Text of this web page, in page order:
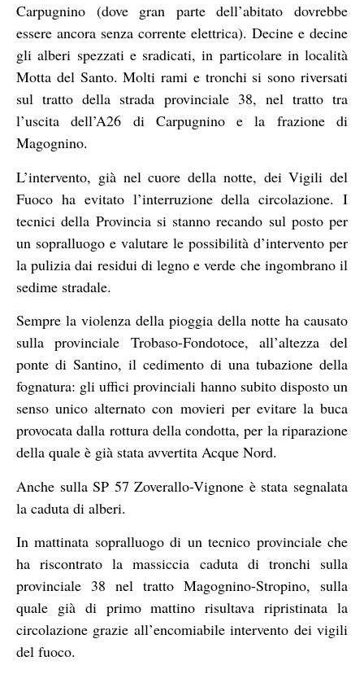
Carpugnino (dove gran parte dell’abitato dovrebbe
essere ancora senza corrente elettrica). Decine e decine
gli alberi spezzati e sradicati, in particolare in località
Motta del Santo. Molti rami e tronchi si sono riversati
sul tratto della strada provinciale 38, nel tratto tra
l’uscita dell’A26 di Carpugnino e la frazione di
Magognino.
L’intervento, già nel cuore della notte, dei Vigili del
Fuoco ha evitato l’interruzione della circolazione. I
tecnici della Provincia si stanno recando sul posto per
un sopralluogo e valutare le possibilità d’intervento per
la pulizia dai residui di legno e verde che ingombrano il
sedime stradale.
Sempre la violenza della pioggia della notte ha causato
sulla provinciale Trobaso-Fondotoce, all’altezza del
ponte di Santino, il cedimento di una tubazione della
fognatura: gli uffici provinciali hanno subito disposto un
senso unico alternato con movieri per evitare la buca
provocata dalla rottura della condotta, per la riparazione
della quale è già stata avvertita Acque Nord.
Anche sulla SP 57 Zoverallo-Vignone è stata segnalata
la caduta di alberi.
In mattinata sopralluogo di un tecnico provinciale che
ha riscontrato la massiccia caduta di tronchi sulla
provinciale 38 nel tratto Magognino-Stropino, sulla
quale già di primo mattino risultava ripristinata la
circolazione grazie all’encomiabile intervento dei vigili
del fuoco.